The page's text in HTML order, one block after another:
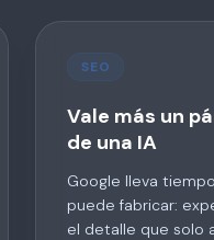
SEO
Vale más un
de una IA
Google lleva
puede fabricar:
el detalle que solo